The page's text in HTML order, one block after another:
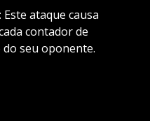
ataque causa
contador de
seu oponente.